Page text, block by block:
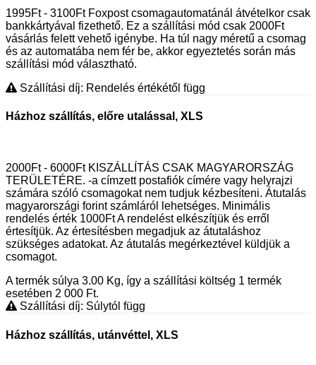
1995Ft - 3100Ft Foxpost csomagautomatánál átvételkor csak
bankkártyával fizethető. Ez a szállítási mód csak 2000Ft
vásárlás felett vehető igénybe. Ha túl nagy méretű a csomag
és az automatába nem fér be, akkor egyeztetés során más
szállítási mód választható.
Szállítási díj: Rendelés értékétől függ
Házhoz szállítás, előre utalással, XLS
2000Ft - 6000Ft KISZÁLLÍTÁS CSAK MAGYARORSZÁG
TERÜLETÉRE. -a címzett postafiók címére vagy helyrajzi
számára szóló csomagokat nem tudjuk kézbesíteni. Átutalás
magyarországi forint számláról lehetséges. Minimális
rendelés érték 1000Ft A rendelést elkészítjük és erről
értesítjük. Az értesítésben megadjuk az átutaláshoz
szükséges adatokat. Az átutalás megérkeztével küldjük a
csomagot.
A termék súlya 3.00 Kg, így a szállítási költség 1 termék
esetében 2 000 Ft.
Szállítási díj: Súlytól függ
Házhoz szállítás, utánvéttel, XLS